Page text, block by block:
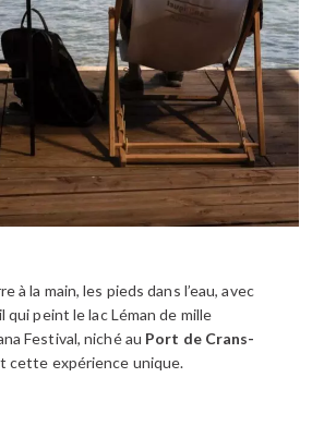
à la main, les pieds dans l’eau, avec
qui peint le lac Léman de mille
Festival, niché au Port de Crans-
cette expérience unique.